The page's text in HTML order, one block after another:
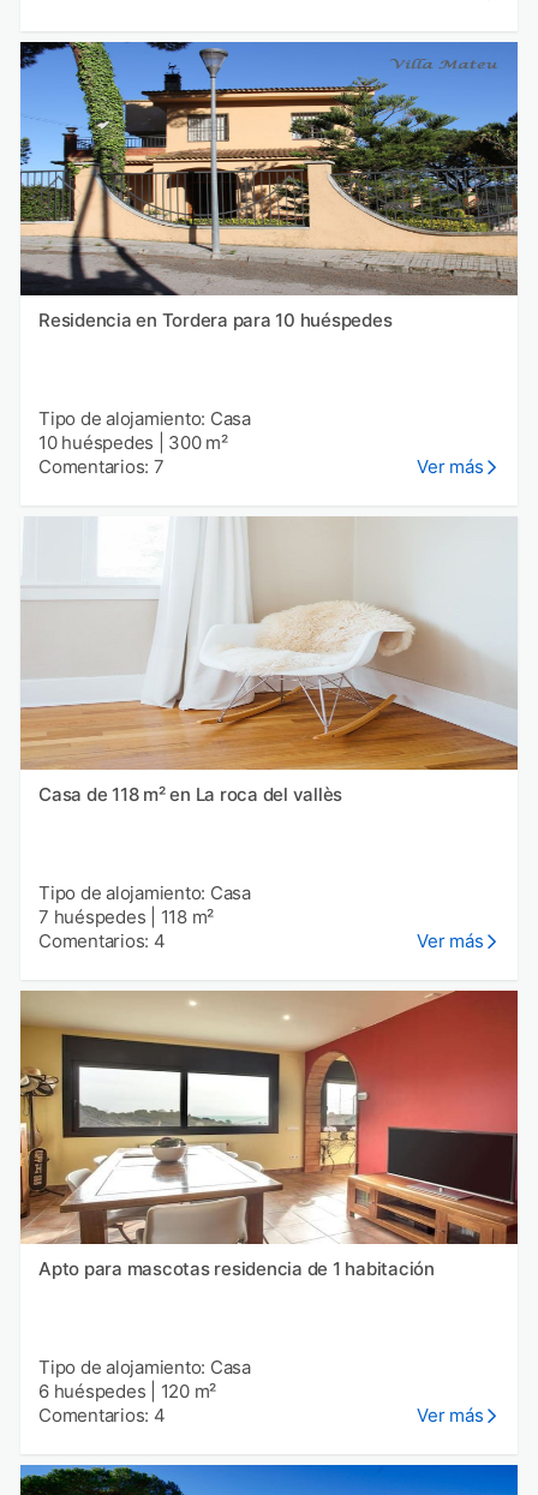
Residencia en Tordera para 10 huéspedes
Tipo de alojamiento: Casa
10 huéspedes
300 m²
Comentarios: 7
Ver más
Casa de 118 m² en La roca del vallès
Tipo de alojamiento: Casa
7 huéspedes
118 m²
Comentarios: 4
Ver más
Apto para mascotas residencia de 1 habitación
Tipo de alojamiento: Casa
6 huéspedes
120 m²
Comentarios: 4
Ver más